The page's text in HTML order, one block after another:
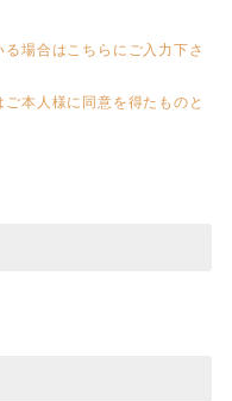
場合はこちらにご入力下さ
本人様に同意を得たものと